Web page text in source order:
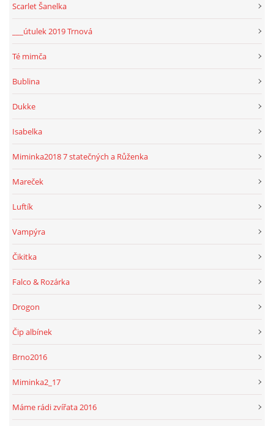
Scarlet Šanelka
___útulek 2019 Trnová
Té mimča
Bublina
Dukke
Isabelka
Miminka2018 7 statečných a Růženka
Mareček
Luftík
Vampýra
Čikitka
Falco & Rozárka
Drogon
Čip albínek
Brno2016
Miminka2_17
Máme rádi zvířata 2016